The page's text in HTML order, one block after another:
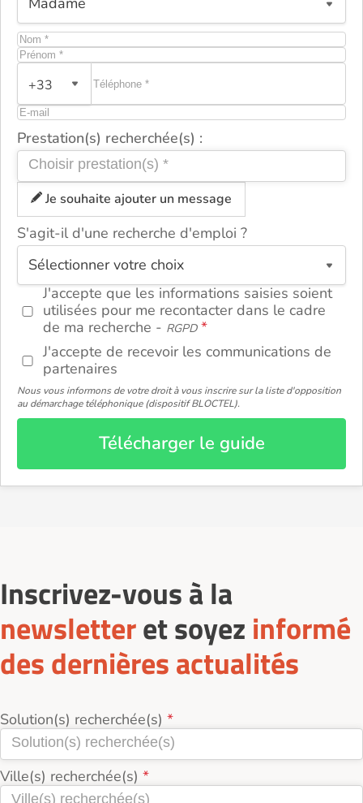
+33
Prestation(s) recherchée(s) :
Je souhaite ajouter un message
S'agit-il d'une recherche d'emploi ?
J'accepte que les informations saisies soient
utilisées pour me recontacter dans le cadre
de ma recherche - RGPD
J'accepte de recevoir les communications de
partenaires
Nous vous informons de votre droit à vous inscrire sur la liste d'opposition
au démarchage téléphonique (dispositif BLOCTEL).
Télécharger le guide
ou
Inscrivez-vous à la
newsletteret soyez informé
des dernières actualités
Solution(s) recherchée(s)
Ville(s) recherchée(s)